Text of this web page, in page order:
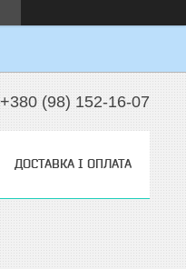
+380 (98) 152-16-07
ДОСТАВКА І ОПЛАТА